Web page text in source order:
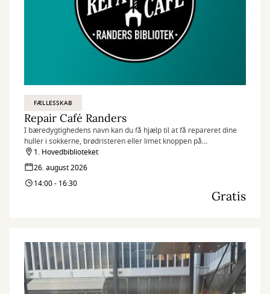
FÆLLESSKAB
Repair Café Randers
I bæredygtighedens navn kan du få hjælp til at få repareret dine
huller i sokkerne, brødristeren eller limet knoppen på
bordflagstangen inden det ryger i skraldespanden
1. Hovedbiblioteket
26. august 2026
14:00 - 16:30
Gratis